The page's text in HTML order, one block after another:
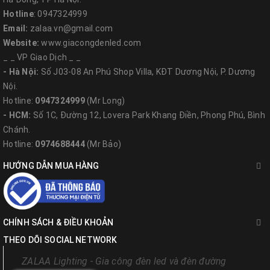
Hệ thống đèn chiếu sáng bằng năng lượng mặt trời kết
hợp với tuabin gió đã được Zalaa tư vấn và lắp đặt ở
nhiều công trình trong thời gian qua góp phần thực
hiện mục tiêu xây dựng tuyến đường sáng, xanh, sạch,
đẹp, an ninh trật tự. Mô hình này phù hợp với xu hướng
sử dụng năng lượng xanh, xây dựng đô thị xanh...
cần nhân rộng trên nhiều địa bàn của chúng ta.
Hotline: 0947324999
Email: zalaa.vn@gmail.com
Website:www.giacongdenled.com
_ _ VP Giao Dịch _ _
- Hà Nội: Số J03-08 An Phú Shop Villa, KĐT Dương Nội, P. Dương
Nội.
Hotline: 0947324999(Mr Long)
- HCM: Số 1C, Đường 12, Lovera Park Khang Điền, Phong Phú, Bình
Chánh.
Hotline: 0974688444(Mr Bảo)
HƯỚNG DẪN MUA HÀNG
CHÍNH SÁCH & ĐIỀU KHOẢN
THEO DÕI SOCIAL NETWORK
ZALAA Lighting - Gia công đèn led và đèn đường